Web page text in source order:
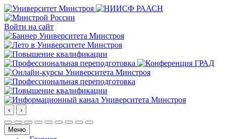
Войти на сайт
‹ ›
Меню